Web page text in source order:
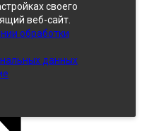
своего
веб-сайт.
обработки
данных